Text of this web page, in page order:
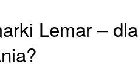
Lemar –